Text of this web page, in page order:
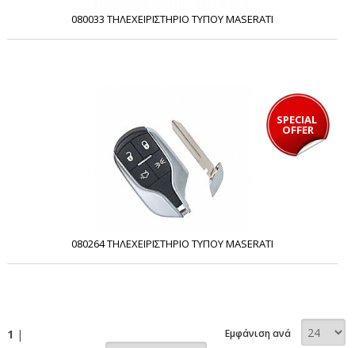
080033 ΤΗΛΕΧΕΙΡΙΣΤΗΡΙΟ ΤΥΠΟΥ MASERATI
SPECIAL
OFFER
080264 ΤΗΛΕΧΕΙΡΙΣΤΗΡΙΟ ΤΥΠΟΥ MASERATI
1 |
Εμφάνιση ανά